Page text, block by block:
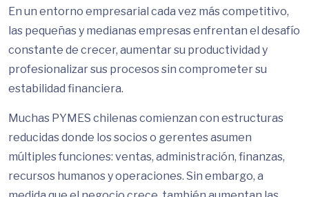
En un entorno empresarial cada vez más competitivo,
las pequeñas y medianas empresas enfrentan el desafío
constante de crecer, aumentar su productividad y
profesionalizar sus procesos sin comprometer su
estabilidad financiera.
Muchas PYMES chilenas comienzan con estructuras
reducidas donde los socios o gerentes asumen
múltiples funciones: ventas, administración, finanzas,
recursos humanos y operaciones. Sin embargo, a